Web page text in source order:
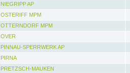
NIEGRIPP AP
OSTERIFF MPM
OTTERNDORF MPM
OVER
PINNAU-SPERRWERK AP
PIRNA
PRETZSCH-MAUKEN